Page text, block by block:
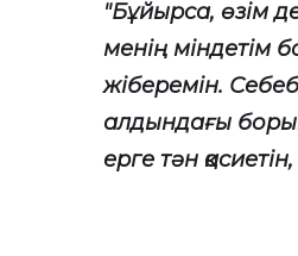
"Бұйырса, өзім
менің міндетім
жіберемін.
алдындағы
ерге тән